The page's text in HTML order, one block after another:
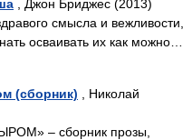
, Джон Бриджес (2013)
смысла и вежливости,
осваивать их как можно…
(сборник) , Николай
– сборник прозы,